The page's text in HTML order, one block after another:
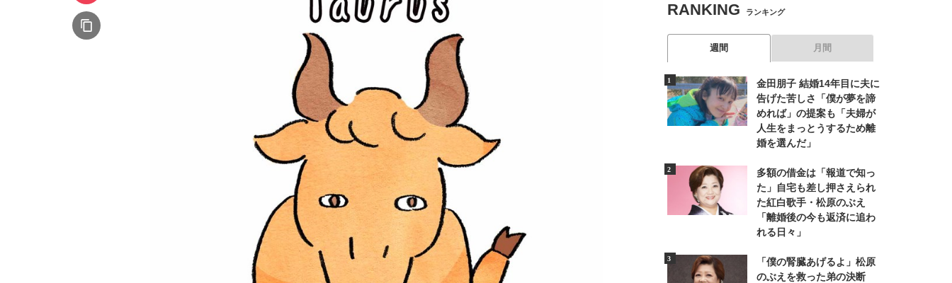
RANKING ランキング
週間 月間
金田朋子 結婚14年目に夫に
告げた苦しさ「僕が夢を諦
めれば」の提案も「夫婦が
人生をまっとうするため離
婚を選んだ」
多額の借金は「報道で知っ
た」自宅も差し押さえられ
た紅白歌手・松原のぶえ
「離婚後の今も返済に追わ
れる日々」
「僕の腎臓あげるよ」松原
のぶえを救った弟の決断